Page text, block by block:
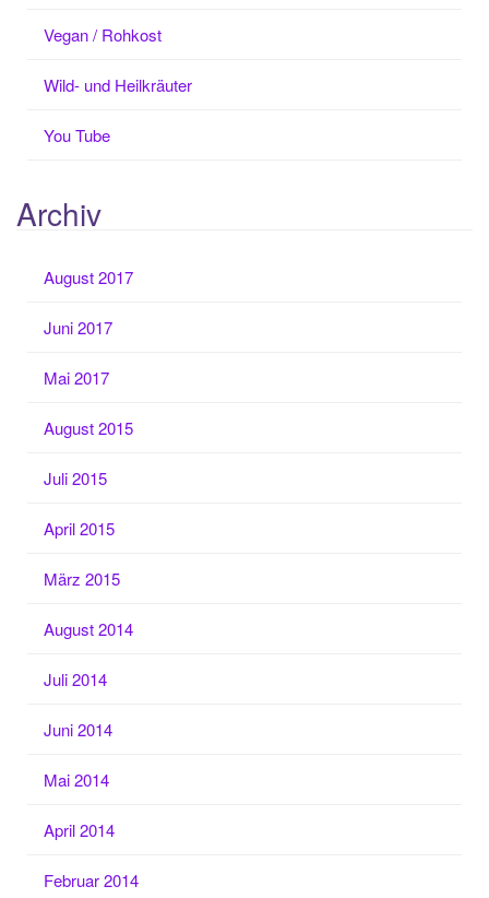
Vegan / Rohkost
Wild- und Heilkräuter
You Tube
Archiv
August 2017
Juni 2017
Mai 2017
August 2015
Juli 2015
April 2015
März 2015
August 2014
Juli 2014
Juni 2014
Mai 2014
April 2014
Februar 2014